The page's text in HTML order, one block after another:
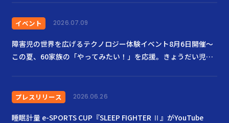
イベント 2026.07.09
障害児の世界を広げるテクノロジー体験イベント8月6日開催〜
この夏、60家族の「やってみたい！」を応援。きょうだい児も
プレスリリース 2026.06.26
睡眠計量 e-SPORTS CUP『SLEEP FIGHTER Ⅱ』がYouTube